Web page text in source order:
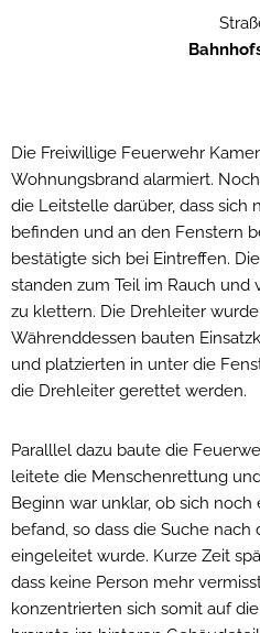
Die Freiwillige Feuerwehr
Wohnungsbrand alarmiert.
die Leitstelle darüber, dass sich
befinden und an den Fenstern
bestätigte sich bei Eintreffen.
standen zum Teil im Rauch und
zu klettern. Die Drehleiter
Währenddessen bauten
und platzierten in unter die
die Drehleiter gerettet werden.
Paralllel dazu baute die
leitete die Menschenrettung
Beginn war unklar, ob sich
befand, so dass die Suche nach
eingeleitet wurde. Kurze Zeit
dass keine Person mehr
konzentrierten sich somit auf